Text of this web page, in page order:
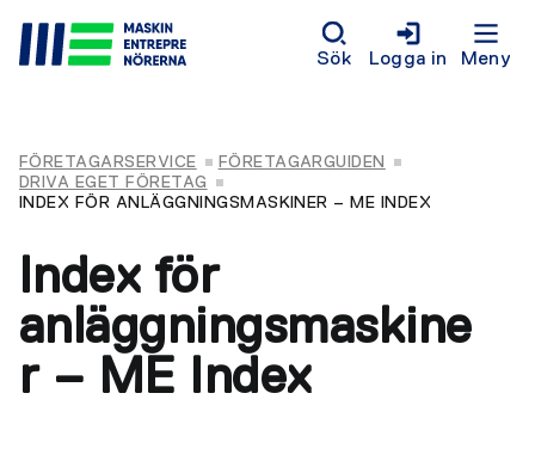
Sök Logga in Meny
FÖRETAGARSERVICE
FÖRETAGARGUIDEN
DRIVA EGET FÖRETAG
INDEX FÖR ANLÄGGNINGSMASKINER – ME INDEX
Index för
anläggningsmaskine
r – ME Index